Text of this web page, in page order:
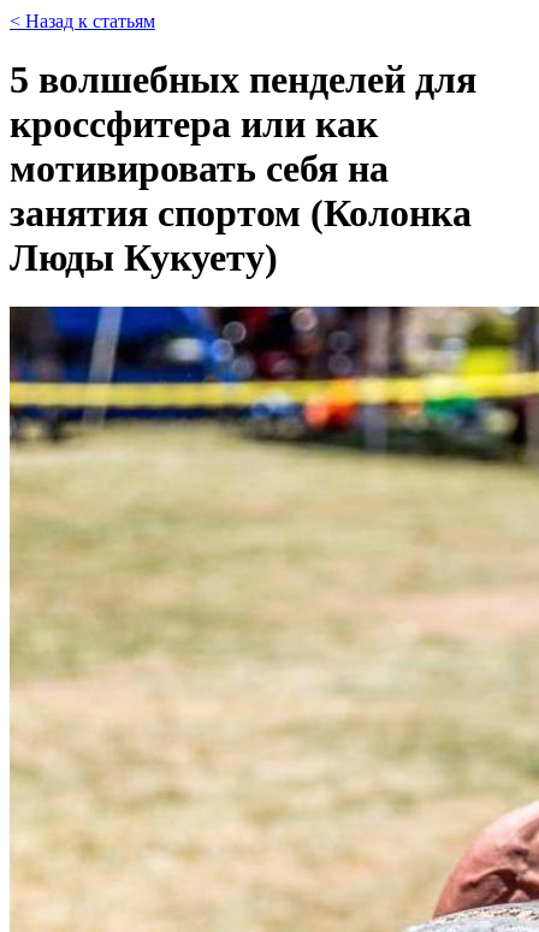
< Назад к статьям
5 волшебных пенделей для
кроссфитера или как
мотивировать себя на
занятия спортом (Колонка
Люды Кукуету)